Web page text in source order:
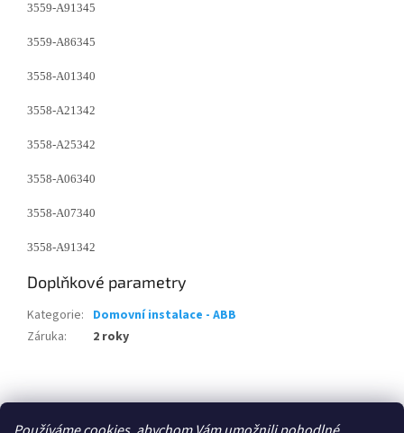
3559-A91345
3559-A86345
3558-A01340
3558-A21342
3558-A25342
3558-A06340
3558-A07340
3558-A91342
Doplňkové parametry
Kategorie: Domovní instalace - ABB
Záruka: 2 roky
á